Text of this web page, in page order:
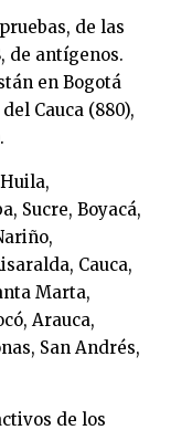
de las
de antígenos.
en Bogotá
Cauca (880),
Sucre, Boyacá,
Cauca,
Marta,
Arauca,
San Andrés,
de los